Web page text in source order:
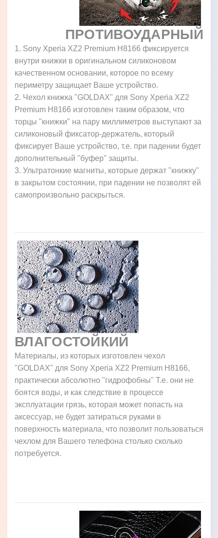
ПРОТИВОУДАРНЫЙ
1. Sony Xperia XZ2 Premium H8166 фиксируется
внутри книжки в оригинальном силиконовом
качественном основании, которое по всему
периметру защищает Ваше устройство.
2. Чехол книжка "GOLDAX" для Sony Xperia XZ2
Premium H8166 изготовлен таким образом, что
торцы "книжки" на пару миллиметров выступают за
силиконовый фиксатор-держатель, который
фиксирует Ваше устройство, т.е. при падении будет
дополнительный "буфер" защиты.
3. Ультратонкие магниты, которые держат "книжку"
в закрытом состоянии, при падении не позволят ей
самопроизвольно раскрыться.
ВЛАГОСТОЙКИЙ
Материалы, из которых изготовлен чехол
"GOLDAX" для Sony Xperia XZ2 Premium H8166,
практически абсолютно "гидрофобны" Т.е. они не
боятся воды, и как следствие в процессе
эксплуатации грязь, которая может попасть на
аксессуар, не будет затираться руками в
поверхность материала, что позволит пользоваться
чехлом для Вашего телефона столько сколько
потребуется.